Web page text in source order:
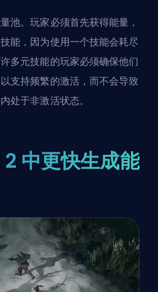
池。玩家必须首先获得能量，
能，因为使用一个技能会耗尽
多元技能的玩家必须确保他们
支持频繁的激活，而不会导致
处于非激活状态。
2 中更快生成能